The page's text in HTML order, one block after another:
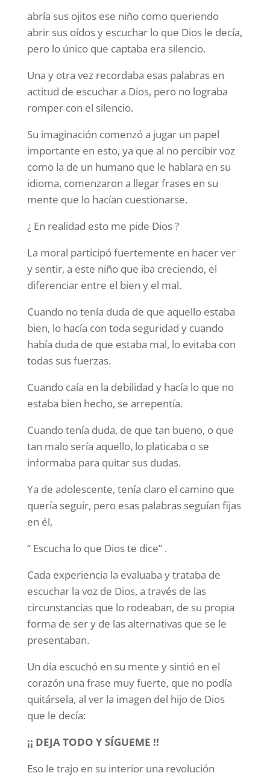
abría sus ojitos ese niño como queriendo
abrir sus oídos y escuchar lo que Dios le decía,
pero lo único que captaba era silencio.
Una y otra vez recordaba esas palabras en
actitud de escuchar a Dios, pero no lograba
romper con el silencio.
Su imaginación comenzó a jugar un papel
importante en esto, ya que al no percibir voz
como la de un humano que le hablara en su
idioma, comenzaron a llegar frases en su
mente que lo hacían cuestionarse.
¿ En realidad esto me pide Dios ?
La moral participó fuertemente en hacer ver
y sentir, a este niño que iba creciendo, el
diferenciar entre el bien y el mal.
Cuando no tenía duda de que aquello estaba
bien, lo hacía con toda seguridad y cuando
había duda de que estaba mal, lo evitaba con
todas sus fuerzas.
Cuando caía en la debilidad y hacía lo que no
estaba bien hecho, se arrepentía.
Cuando tenía duda, de que tan bueno, o que
tan malo sería aquello, lo platicaba o se
informaba para quitar sus dudas.
Ya de adolescente, tenía claro el camino que
quería seguir, pero esas palabras seguían fijas
en él,
” Escucha lo que Dios te dice” .
Cada experiencia la evaluaba y trataba de
escuchar la voz de Dios, a través de las
circunstancias que lo rodeaban, de su propia
forma de ser y de las alternativas que se le
presentaban.
Un día escuchó en su mente y sintió en el
corazón una frase muy fuerte, que no podía
quitársela, al ver la imagen del hijo de Dios
que le decía:
¡¡ DEJA TODO Y SÍGUEME !!
Eso le trajo en su interior una revolución